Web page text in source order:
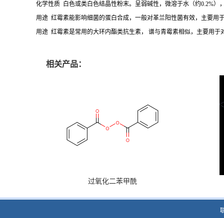
化学性质 白色或类白色结晶性粉末。呈弱碱性，微溶于水（约0.2%）
用途 红霉素能影响细菌的蛋白合成，一般对革兰阳性菌有效，主要用
用途 红霉素是常用的大环内酯类抗生素， 谱与青霉素相似，主要用
相关产品：
过氧化二苯甲酰